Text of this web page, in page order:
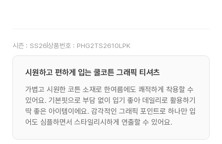
시즌 : SS26상품번호 : PHG2TS2610LPK
시원하고 편하게 입는 쿨코튼 그래픽 티셔츠
가볍고 시원한 코튼 소재로 한여름에도 쾌적하게 착용할 수
있어요. 기본핏으로 부담 없이 입기 좋아 데일리로 활용하기
딱 좋은 아이템이에요. 감각적인 그래픽 포인트로 하나만 입
어도 심플하면서 스타일리시하게 연출할 수 있어요.